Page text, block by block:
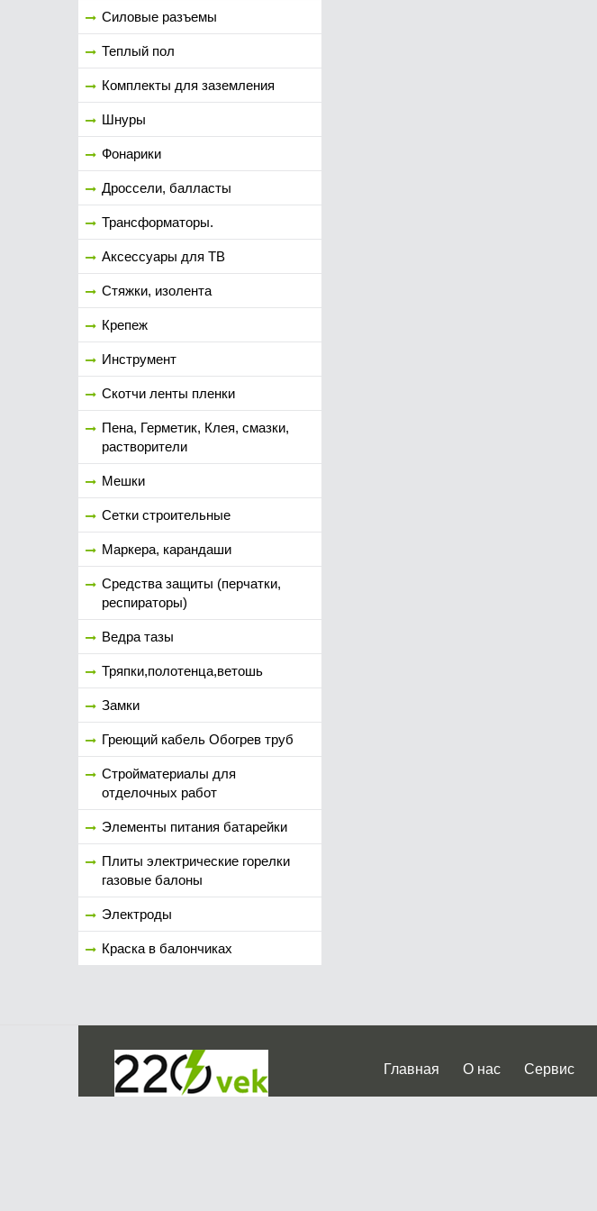
Силовые разъемы
Теплый пол
Комплекты для заземления
Шнуры
Фонарики
Дроссели, балласты
Трансформаторы.
Аксессуары для ТВ
Стяжки, изолента
Крепеж
Инструмент
Скотчи ленты пленки
Пена, Герметик, Клея, смазки,
растворители
Мешки
Сетки строительные
Маркера, карандаши
Средства защиты (перчатки,
респираторы)
Ведра тазы
Тряпки,полотенца,ветошь
Замки
Греющий кабель Обогрев труб
Стройматериалы для
отделочных работ
Элементы питания батарейки
Плиты электрические горелки
газовые балоны
Электроды
Краска в балончиках
Главная О нас Сервис